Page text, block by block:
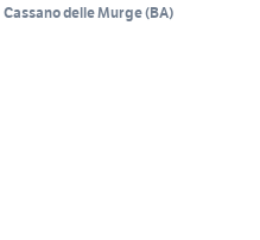
Cassano delle Murge(BA)